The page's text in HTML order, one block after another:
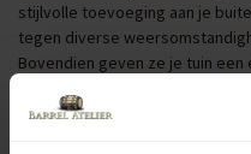
stijlvolle toevoeging aan je
tegen diverse
Bovendien geven ze je tuin
Regentonnen met